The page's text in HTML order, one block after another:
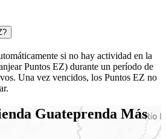
si no hay actividad en la
Puntos EZ) durante un período de
Una vez vencidos, los Puntos EZ no
Guateprenda Más